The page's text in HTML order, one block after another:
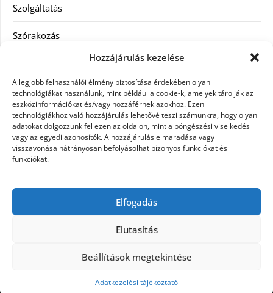
Hozzájárulás kezelése
A legjobb felhasználói élmény biztosítása érdekében olyan
technológiákat használunk, mint például a cookie-k, amelyek tárolják az
eszközinformációkat és/vagy hozzáférnek azokhoz. Ezen
technológiákhoz való hozzájárulás lehetővé teszi számunkra, hogy olyan
adatokat dolgozzunk fel ezen az oldalon, mint a böngészési viselkedés
vagy az egyedi azonosítók. A hozzájárulás elmaradása vagy
visszavonása hátrányosan befolyásolhat bizonyos funkciókat és
funkciókat.
Elfogadás
Elutasítás
Beállítások megtekintése
Adatkezelési tájékoztató
Szolgáltatás
Szórakozás
Vásárlás
Víztisztítás
Webáruház
hátfájás kezelése műkörmös eszközök szemészeti betegségek
WordPress Theme